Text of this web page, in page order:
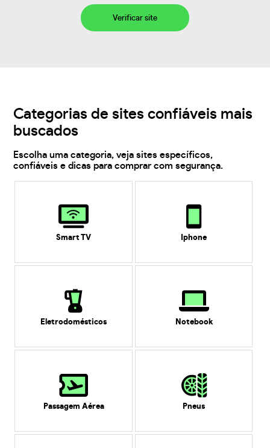
Verificar site
Categorias de sites confiáveis mais
buscados
Escolha uma categoria, veja sites específicos,
confiáveis e dicas para comprar com segurança.
Smart TV Iphone
Eletrodomésticos Notebook
Passagem Aérea Pneus